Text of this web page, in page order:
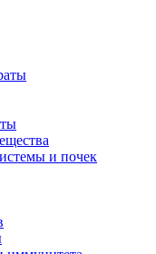
и почек